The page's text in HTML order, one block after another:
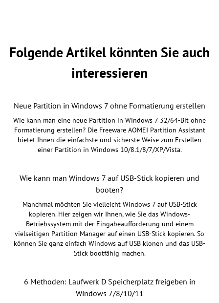
Folgende Artikel könnten Sie auch
interessieren
Neue Partition in Windows 7 ohne Formatierung erstellen
Wie kann man eine neue Partition in Windows 7 32/64-Bit ohne
Formatierung erstellen? Die Freeware AOMEI Partition Assistant
bietet Ihnen die einfachste und sicherste Weise zum Erstellen
einer Partition in Windows 10/8.1/8/7/XP/Vista.
Wie kann man Windows 7 auf USB-Stick kopieren und
booten?
Manchmal möchten Sie vielleicht Windows 7 auf USB-Stick
kopieren. Hier zeigen wir Ihnen, wie Sie das Windows-
Betriebssystem mit der Eingabeaufforderung und einem
vielseitigen Partition Manager auf einen USB-Stick kopieren. So
können Sie ganz einfach Windows auf USB klonen und das USB-
Stick bootfähig machen.
6 Methoden: Laufwerk D Speicherplatz freigeben in
Windows 7/8/10/11